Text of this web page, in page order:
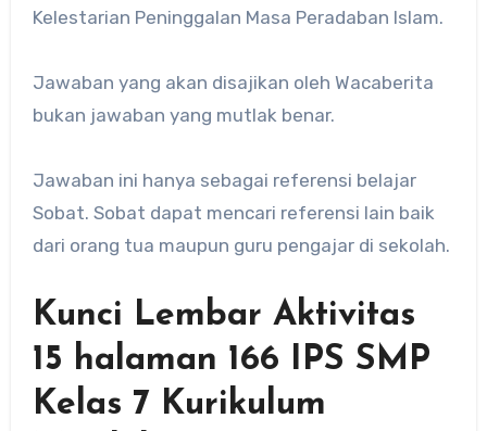
Kelestarian Peninggalan Masa Peradaban Islam.
Jawaban yang akan disajikan oleh Wacaberita
bukan jawaban yang mutlak benar.
Jawaban ini hanya sebagai referensi belajar
Sobat. Sobat dapat mencari referensi lain baik
dari orang tua maupun guru pengajar di sekolah.
Kunci Lembar Aktivitas
15 halaman 166 IPS SMP
Kelas 7 Kurikulum